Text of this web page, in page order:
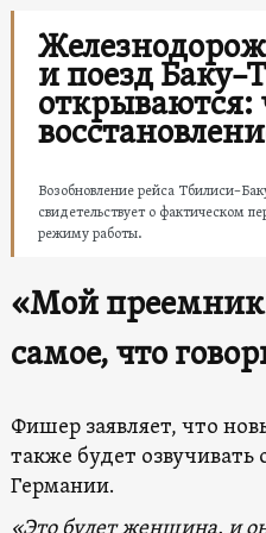
и поезд
открываются:
Возобновление рейса
свидетельствует о фактическом
режиму работы.
«Мой преемник
самое, что
Фишер заявляет, что
также будет
Германии.